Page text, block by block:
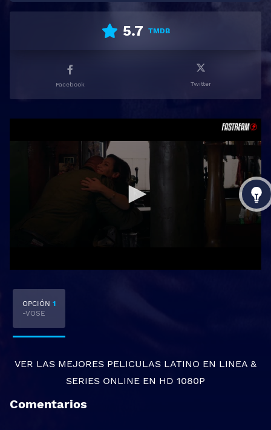
5.7 TMDB
Facebook Twitter
OPCIÓN 1
-VOSE
VER LAS MEJORES PELICULAS LATINO EN LINEA &
SERIES ONLINE EN HD 1080P
Comentarios